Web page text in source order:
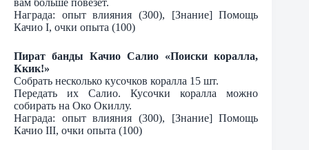
вам больше повезет.
Награда: опыт влияния (300), [Знание] Помощь
Качио I, очки опыта (100)
Пират банды Качио Салио «Поиски коралла,
Ккик!»
Собрать несколько кусочков коралла 15 шт.
Передать их Салио. Кусочки коралла можно
собирать на Око Окиллу.
Награда: опыт влияния (300), [Знание] Помощь
Качио III, очки опыта (100)